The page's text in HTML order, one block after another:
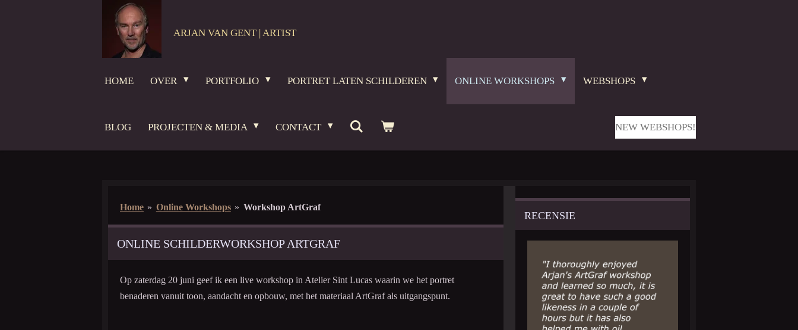
ARJAN VAN GENT | ARTIST
HOME OVER PORTFOLIO PORTRET LATEN SCHILDEREN ONLINE WORKSHOPS WEBSHOPS
BLOG PROJECTEN & MEDIA CONTACT NEW WEBSHOPS!
Home » Online Workshops » Workshop ArtGraf
ONLINE SCHILDERWORKSHOP ARTGRAF
Op zaterdag 20 juni geef ik een live workshop in Atelier Sint Lucas waarin we het portret
benaderen vanuit toon, aandacht en opbouw, met het materiaal ArtGraf als uitgangspunt.
RECENSIE